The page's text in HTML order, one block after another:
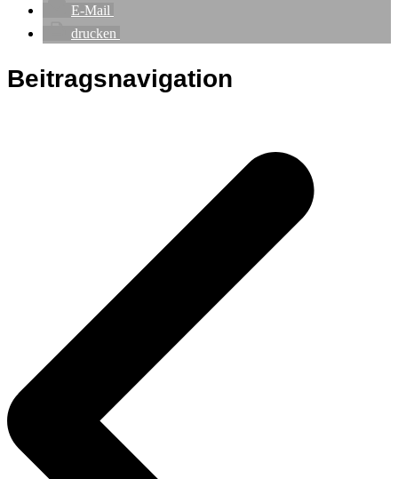
E-Mail
drucken
Beitragsnavigation